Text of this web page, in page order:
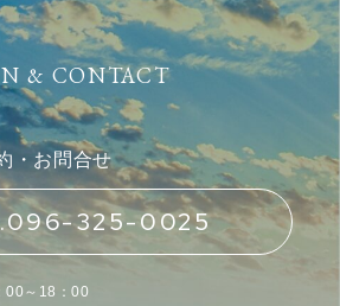
& CONTACT
・お問合せ
325-0025
00～18：00